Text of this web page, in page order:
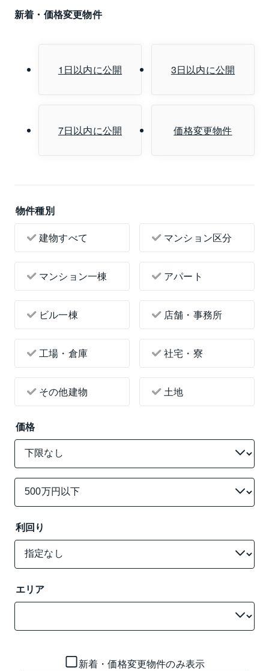
新着・価格変更物件
1日以内に公開 3日以内に公開
7日以内に公開 価格変更物件
物件種別
建物すべて
マンション区分
マンション一棟 アパート
ビル一棟 店舗・事務所
工場・倉庫 社宅・寮
その他建物 土地
価格
利回り
エリア
新着・価格変更物件のみ表示